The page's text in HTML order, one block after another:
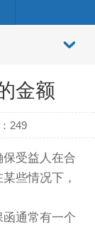
金额
249
受益人在合
些情况下，
通常有一个